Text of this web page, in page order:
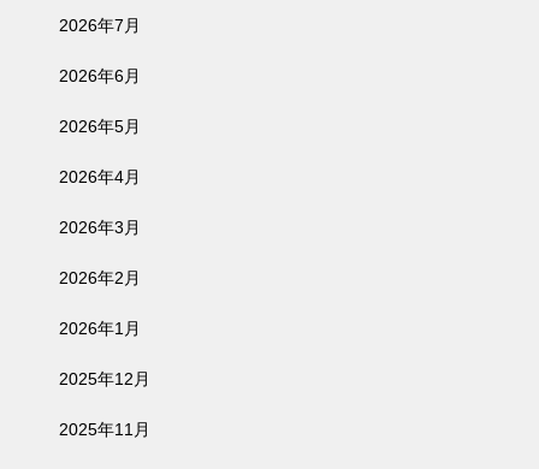
2026年7月
2026年6月
2026年5月
2026年4月
2026年3月
2026年2月
2026年1月
2025年12月
2025年11月